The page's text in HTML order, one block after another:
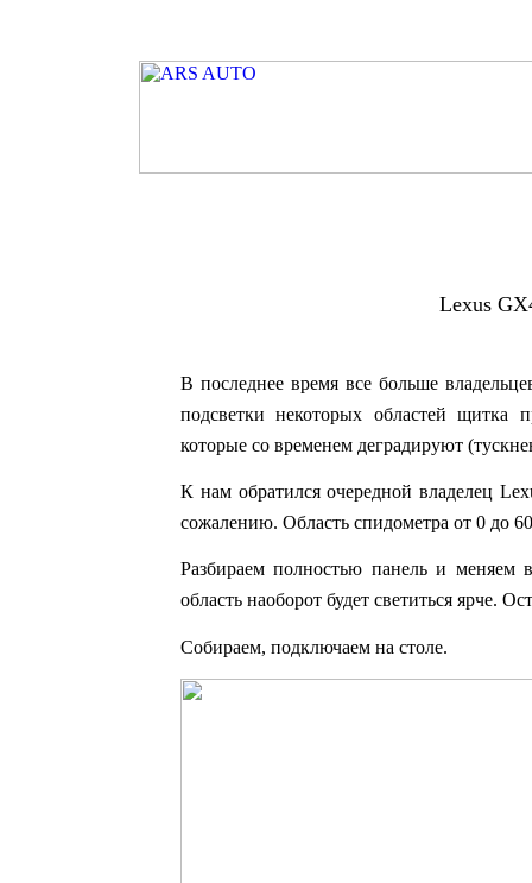
Lexus
В последнее время все больше
подсветки некоторых областей щитка
которые со временем деградируют
К нам обратился очередной владелец
сожалению. Область спидометра от 0 до 60
Разбираем полностью панель и меняем
область наоборот будет светиться ярче.
Собираем, подключаем на столе.